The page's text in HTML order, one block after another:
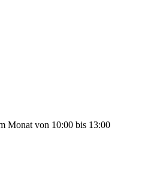
Monat von 10:00 bis 13:00